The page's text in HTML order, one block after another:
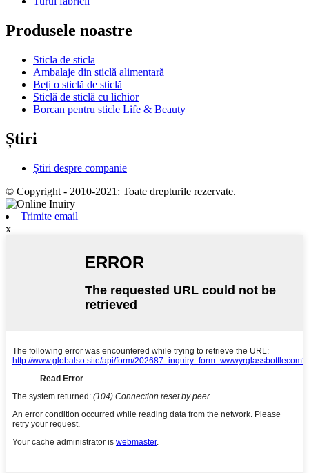
Produsele noastre
Sticla de sticla
Ambalaje din sticlă alimentară
Beți o sticlă de sticlă
Sticlă de sticlă cu lichior
Borcan pentru sticle Life & Beauty
Știri
Știri despre companie
© Copyright - 2010-2021: Toate drepturile rezervate.
Trimite email
x